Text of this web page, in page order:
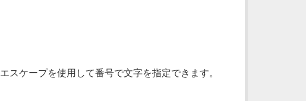
エスケープを使用して番号で文字を指定できます。